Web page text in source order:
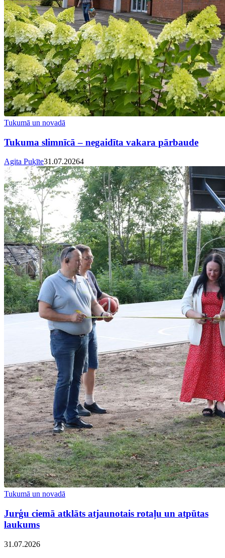
Tukumā un novadā
Tukuma slimnīcā – negaidīta vakara pārbaude
Agita Puķīte31.07.20264
Tukumā un novadā
Jurģu ciemā atklāts atjaunotais rotaļu un atpūtas
laukums
31.07.2026